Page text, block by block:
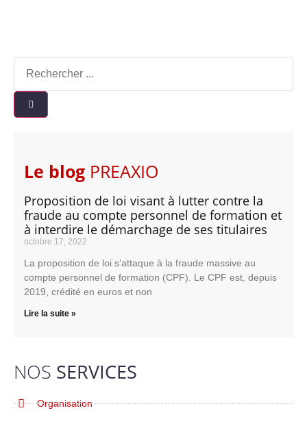
Le blog PREAXIO
Proposition de loi visant à lutter contre la
fraude au compte personnel de formation et
à interdire le démarchage de ses titulaires
octobre 17, 2022
La proposition de loi s’attaque à la fraude massive au
compte personnel de formation (CPF). Le CPF est, depuis
2019, crédité en euros et non
Lire la suite »
NOS SERVICES
Organisation